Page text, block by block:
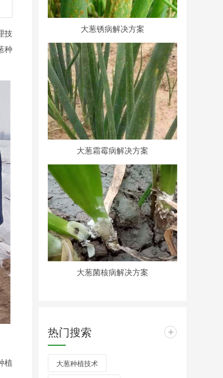
技
种
植
大葱锈病解决方案
大葱霜霉病解决方案
大葱菌核病解决方案
热门搜索 +
大葱种植技术